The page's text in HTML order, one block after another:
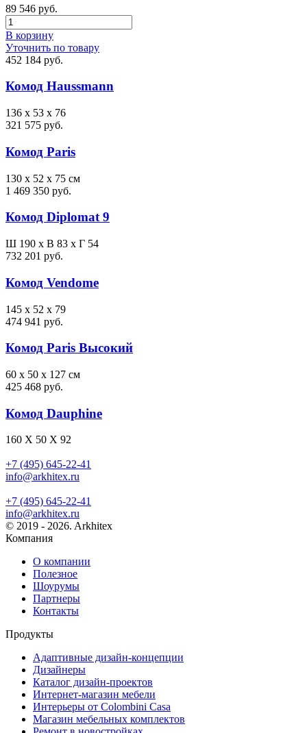
89 546 руб.
В корзину
Уточнить по товару
452 184 руб.
Комод Haussmann
136 x 53 x 76
321 575 руб.
Комод Paris
130 x 52 x 75 см
1 469 350 руб.
Комод Diplomat 9
Ш 190 x В 83 x Г 54
732 201 руб.
Комод Vendome
145 x 52 x 79
474 941 руб.
Комод Paris Высокий
60 x 50 x 127 см
425 468 руб.
Комод Dauphine
160 X 50 X 92
+7 (495) 645-22-41
info@arkhitex.ru
+7 (495) 645-22-41
info@arkhitex.ru
© 2019 - 2026. Arkhitex
Компания
О компании
Полезное
Шоурумы
Партнеры
Контакты
Продукты
Адаптивные дизайн-концепции
Дизайнеры
Каталог дизайн-проектов
Интернет-магазин мебели
Интерьеры от Colombini Casa
Магазин мебельных комплектов